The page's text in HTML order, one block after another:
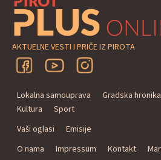
AKTUELNE VESTI I PRIČE IZ PIROTA
Lokalna samouprava Gradska hronika
Kultura
Sport
Vaši oglasi
Emisije
O nama
Impressum Kontakt